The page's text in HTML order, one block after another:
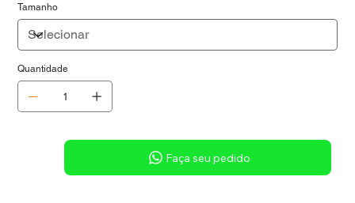
Tamanho
Quantidade
Sob consulta
Faça seu pedido